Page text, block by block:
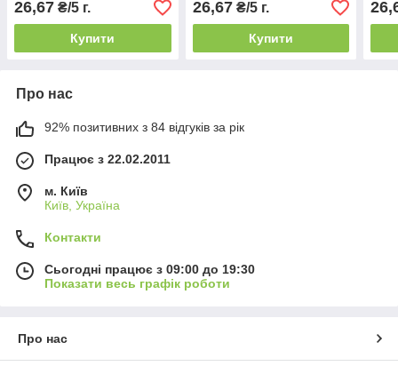
26,67 ₴/5 г.
Купити
26,67₴/5 г.
Купити
Про нас
92% позитивних з 84 відгуків за рік
Працює з 22.02.2011
м. Київ
Київ, Україна
Контакти
Сьогодні працює з 09:00 до 19:30
Показати весь графік роботи
Про нас